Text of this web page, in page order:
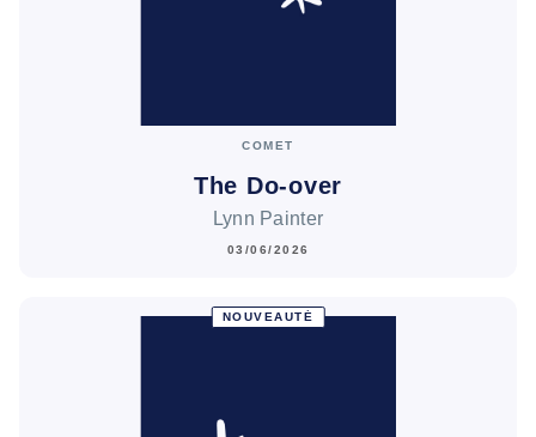
COMET
The Do-over
Lynn Painter
03/06/2026
NOUVEAUTÉ